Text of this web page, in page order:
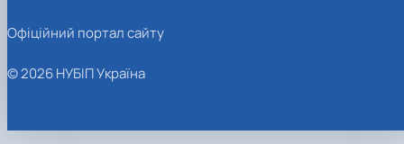
Офіційний портал сайту
© 2026 НУБІП Україна